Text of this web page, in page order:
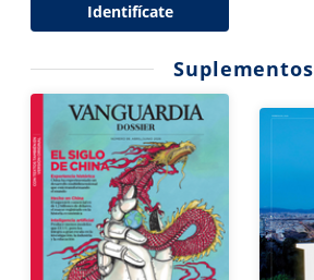
Identifícate
Suplementos